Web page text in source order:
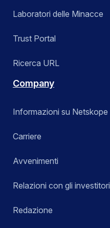
Laboratori delle Minacce
Trust Portal
Ricerca URL
Company
Informazioni su Netskope
Carriere
Avvenimenti
Relazioni con gli investitori
Redazione